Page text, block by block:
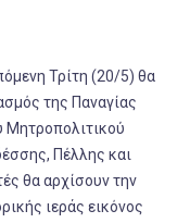
Τρίτη (20/5) θα
της Παναγίας
Μητροπολιτικού
Πέλλης και
θα αρχίσουν την
ιεράς εικόνος